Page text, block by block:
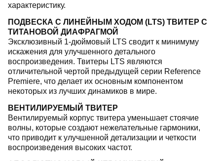
характеристику.
ПОДВЕСКА С ЛИНЕЙНЫМ ХОДОМ (LTS) ТВИТЕР С
ТИТАНОВОЙ ДИАФРАГМОЙ
Эксклюзивный 1-дюймовый LTS сводит к минимуму
искажения для улучшенного детального
воспроизведения. Твитеры LTS являются
отличительной чертой предыдущей серии Reference
Premiere, что делает их основным компонентом
некоторых из лучших динамиков в мире.
ВЕНТИЛИРУЕМЫЙ ТВИТЕР
Вентилируемый корпус твитера уменьшает стоячие
волны, которые создают нежелательные гармоники,
что приводит к улучшенной детализации и четкости
воспроизведения высоких частот.